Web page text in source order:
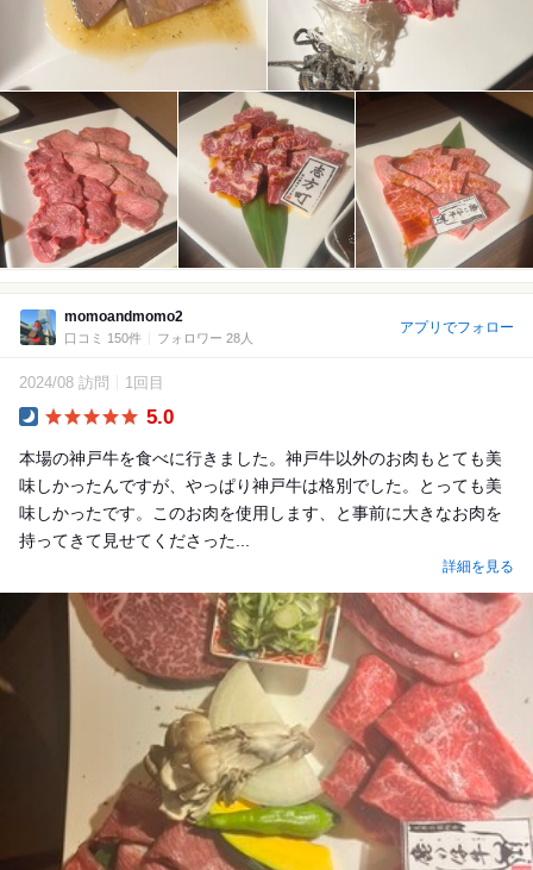
momoandmomo2
口コミ 150件 フォロワー 28人
アプリでフォロー
2024/08 訪問 1回目
5.0
本場の神戸牛を食べに行きました。神戸牛以外のお肉もとても美
味しかったんですが、やっぱり神戸牛は格別でした。とっても美
味しかったです。このお肉を使用します、と事前に大きなお肉を
持ってきて見せてくださった...
詳細を見る